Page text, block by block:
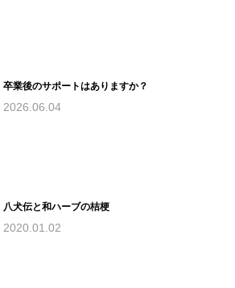
動： - アヤアルケミックスタジオにて、アロマ
テラピーインストラクター、アロマセラピスト
夏〜予定）理念： "アロマテラピーを通じて、
Quality of Life（生活の質）の向上に貢献する"と
卒業後のサポートはありますか？
2026.06.04
八犬伝と和ハーブの桔梗
2020.01.02